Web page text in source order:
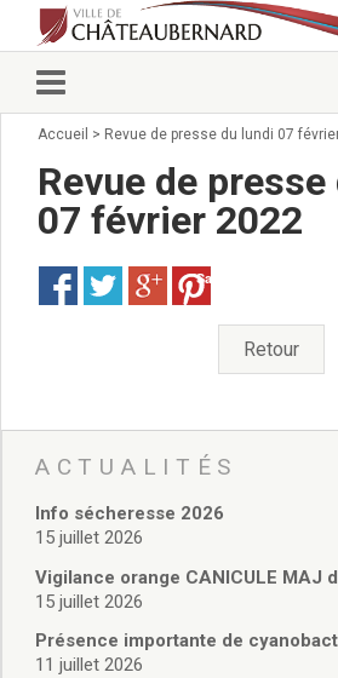
Vie municipale
Conseillers municipaux
Commissions 2026
Arrêtés du Maire
Services municipaux
Pour venir nous voir
administratives
Services Techniques
Affaires Scolaires
Vie associative
Police Municipale/
Cimetière/réglementation
Services en ligne
Licences boissons
Accueil > Revue de presse du lundi 07
Revue de
07 février 2022
Save
Retour
ACTUALITÉS
Info sécheresse 2026
15 juillet 2026
Vigilance orange CANICULE MAJ
15 juillet 2026
Présence importante de
11 juillet 2026